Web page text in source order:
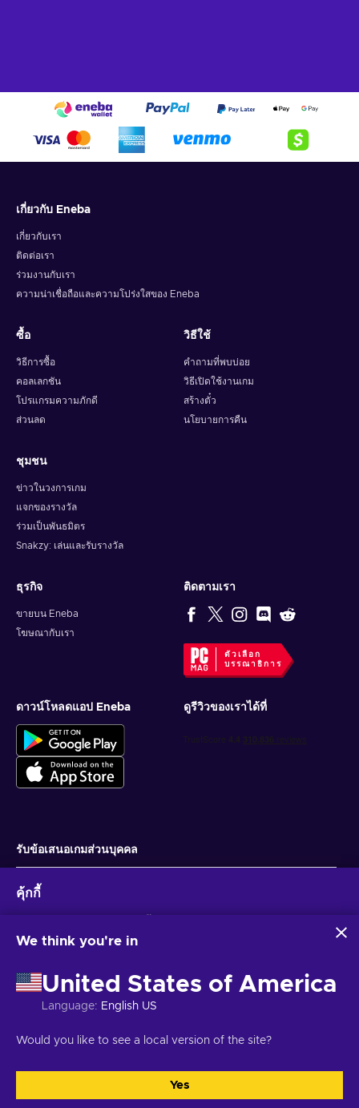
เกี่ยวกับ Eneba
เกี่ยวกับเรา
ติดต่อเรา
ร่วมงานกับเรา
ความน่าเชื่อถือและความโปร่งใสของ Eneba
ซื้อ
วิธีการซื้อ
คอลเลกชัน
โปรแกรมความภักดี
ส่วนลด
วิธีใช้
คำถามที่พบบ่อย
วิธีเปิดใช้งานเกม
สร้างตั๋ว
นโยบายการคืน
ชุมชน
ข่าวในวงการเกม
แจกของรางวัล
ร่วมเป็นพันธมิตร
Snakzy: เล่นและรับรางวัล
ธุรกิจ
ขายบน Eneba
โฆษณากับเรา
ติดตามเรา
ตัวเลือก
บรรณาธิการ
ดาวน์โหลดแอป Eneba ดูรีวิวของเราได้ที่
รับข้อเสนอเกมส่วนบุคคล
ลิขสิทธิ์ © 2026 Eneba. สงวนลิขสิทธิ์. JSC “Helis play”, Gyneju St. 4-333, วิ
คุ้กกี้
รวบรวมและวิเคราะห์ข้อมูลเกี่ยวกับผู้ใช้เว็บไซต์นี้ เราใช้ข้อมูลนี้เพื่อ
บุคคลของคุณอาจถูกนำไปใช้เพื่อปรับแต่งโฆษณา
การคลิก 'ยอมรับทั้งหมด' หมายความว่าคุณยินยอมให้ Eneba และ
พันธมิตรใช้เทคโนโลยีเหล่านี้ คุณสามารถปรับเปลี่ยนความยินยอม
สำหรับข้อมูลเพิ่มเติมเกี่ยวกับวิธีที่ Google ใช้ข้อมูลของคุณ โปรดดู
We think you're in
United States of America
Language: English US
Would you like to see a local version of the site?
Yes